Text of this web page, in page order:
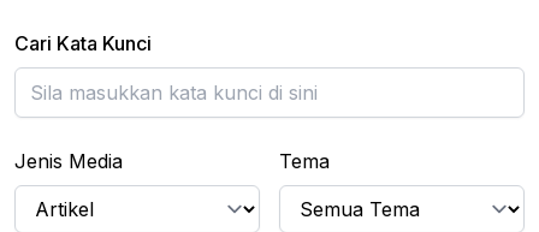
Cari Kata Kunci
Jenis Media Tema